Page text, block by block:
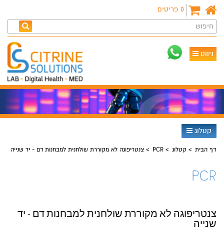
0 פריטים
חיפוש
ניווט
קטלוג
דף הבית קטלוג PCR צנטריפוגה לא מקוררת שולחנית למבחנות דם - יד שנייה
PCR
צנטריפוגה לא מקוררת שולחנית למבחנות דם - יד
שנייה